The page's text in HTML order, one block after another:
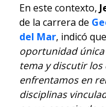
En este contexto,
de la carrera de
del Mar, indicó que
oportunidad
tema y discutir
enfrentamos en
disciplinas